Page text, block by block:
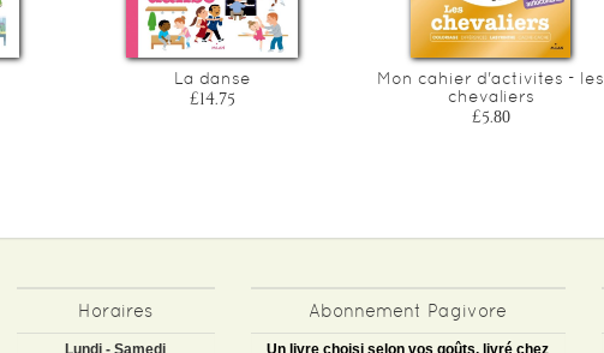
La danse
£14.75
Mon cahier d'activites - les
chevaliers
£5.80
Horaires
Lundi - Samedi
Abonnement Pagivore
Un livre choisi selon vos goûts, livré chez